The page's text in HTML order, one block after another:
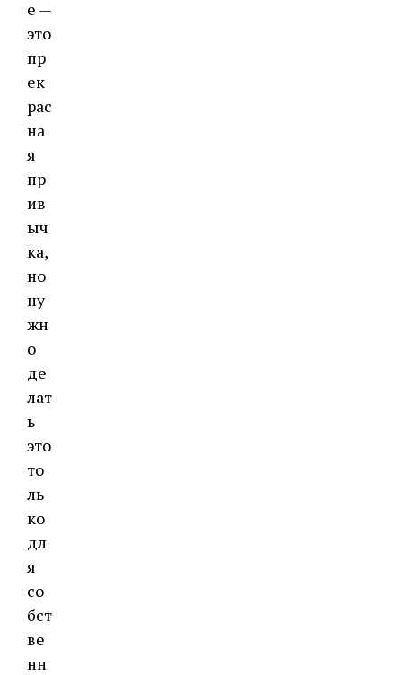
е —
это
пр
ек
рас
на
я
пр
ив
ыч
ка,
но
ну
жн
о
де
лат
ь
это
то
ль
ко
дл
я
со
бст
ве
нн